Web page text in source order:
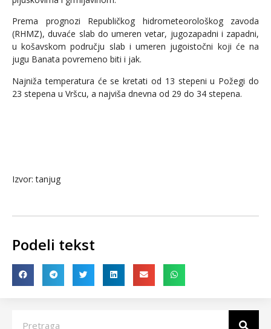
Prema prognozi Republičkog hidrometeorološkog zavoda
(RHMZ), duvaće slab do umeren vetar, jugozapadni i zapadni,
u košavskom području slab i umeren jugoistočni koji će na
jugu Banata povremeno biti i jak.
Najniža temperatura će se kretati od 13 stepeni u Požegi do
23 stepena u Vršcu, a najviša dnevna od 29 do 34 stepena.
Izvor: tanjug
Podeli tekst